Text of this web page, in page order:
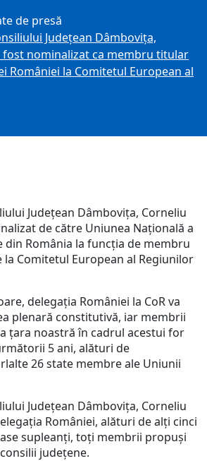
de presă
Județean Dâmbovița,
fost nominalizat ca membru titular
României la Comitetul European al
Județean Dâmbovița, Corneliu
de către Uniunea Națională a
din România la funcția de membru
Comitetul European al Regiunilor
delegația României la CoR va
plenară constitutivă, iar membrii
țara noastră în cadrul acestui for
5 ani, alături de
26 state membre ale Uniunii
Județean Dâmbovița, Corneliu
României, alături de alți cinci
supleanți, toți membrii propuși
județene.